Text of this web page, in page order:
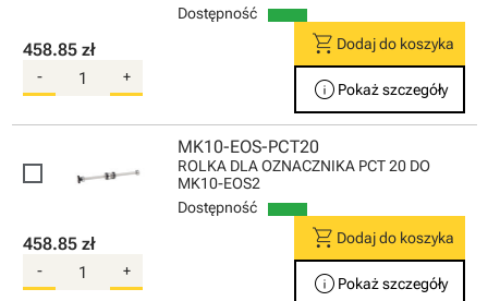
Dostępność
458.85 zł
- +
shopping_cart Dodaj do koszyka
info Pokaż szczegóły
MK10-EOS-PCT20
ROLKA DLA OZNACZNIKA PCT 20 DO
MK10-EOS2
Dostępność
458.85 zł
- +
shopping_cart Dodaj do koszyka
info Pokaż szczegóły